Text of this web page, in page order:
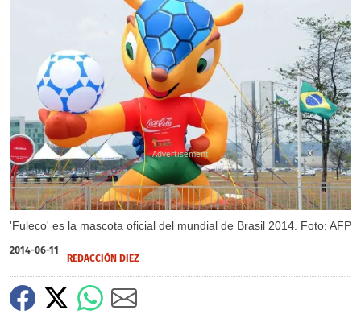
'Fuleco' es la mascota oficial del mundial de Brasil 2014. Foto: AFP
X
2014-06-11
REDACCIÓN DIEZ